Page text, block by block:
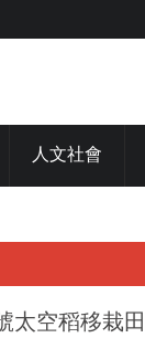
人文社會
太空稻移栽